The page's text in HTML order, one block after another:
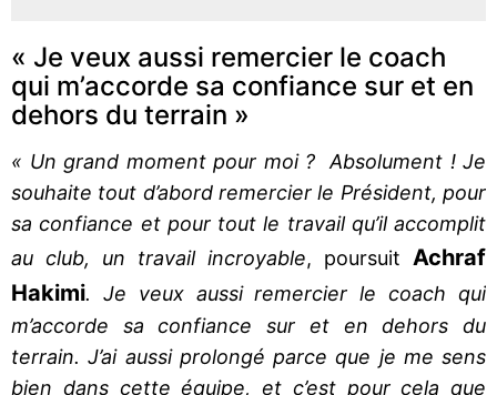
« Je veux aussi remercier le coach
qui m’accorde sa confiance sur et en
dehors du terrain »
« Un grand moment pour moi ? Absolument ! Je
souhaite tout d’abord remercier le Président, pour
sa confiance et pour tout le travail qu’il accomplit
au club, un travail incroyable, poursuit Achraf
Hakimi. Je veux aussi remercier le coach qui
m’accorde sa confiance sur et en dehors du
terrain. J’ai aussi prolongé parce que je me sens
bien dans cette équipe, et c’est pour cela que